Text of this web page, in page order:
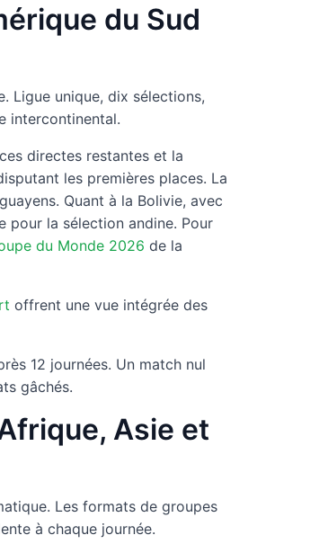
du Sud
Ligue unique, dix sélections,
intercontinental.
directes restantes et la
les premières places. La
Quant à la Bolivie, avec
pour la sélection andine. Pour
du Monde 2026 de la
offrent une vue intégrée des
12 journées. Un match nul
gâchés.
Asie et
Les formats de groupes
à chaque journée.